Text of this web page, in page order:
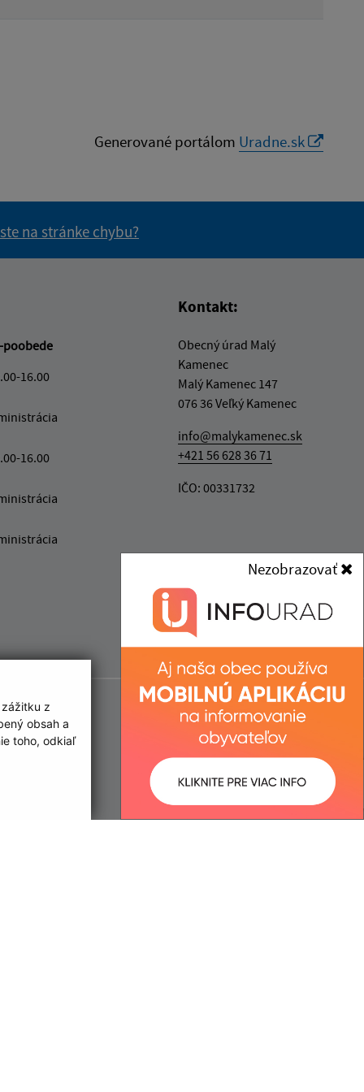
z
obsah a
toho, odkiaľ
Nezobrazovať
Generované portálom Uradne.sk
na stránke chybu?
poobede
16.00
16.00
Kontakt:
Obecný úrad Malý
Kamenec
Malý Kamenec 147
076 36 Veľký Kamenec
info@malykamenec.sk
+421 56 628 36 71
IČO: 00331732